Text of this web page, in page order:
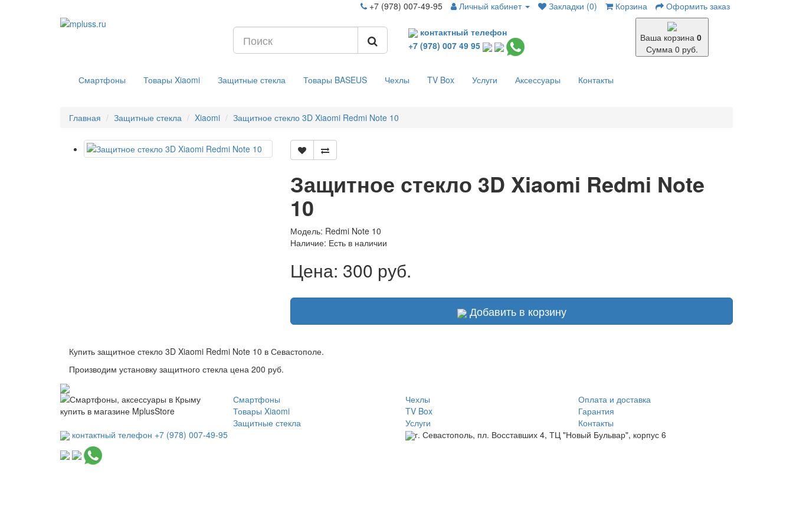
+7 (978) 007-49-95 Личный кабинет Закладки (0) Корзина Оформить заказ
контактный телефон
+7 (978) 007 49 95
Ваша корзина 0
Сумма 0 руб.
Смартфоны Товары Xiaomi Защитные стекла Товары BASEUS Чехлы TV Box Услуги Аксессуары Контакты
Главная Защитные стекла Xiaomi Защитное стекло 3D Xiaomi Redmi Note 10
Защитное стекло 3D Xiaomi Redmi Note
10
Модель: Redmi Note 10
Наличие: Есть в наличии
Цена: 300 руб.
Добавить в корзину
Купить защитное стекло 3D Xiaomi Redmi Note 10 в Севастополе.
Производим установку защитного стекла цена 200 руб.
Смартфоны
Товары Xiaomi
Защитные стекла
Чехлы
TV Box
Услуги
Оплата и доставка
Гарантия
Контакты
контактный телефон +7 (978) 007-49-95
г. Севастополь, пл. Восставших 4, ТЦ "Новый Бульвар", корпус 6